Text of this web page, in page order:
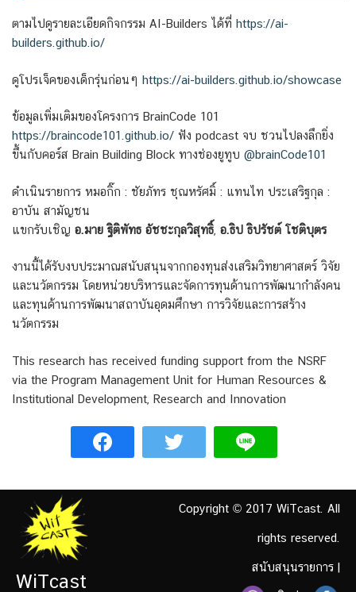
ตามไปดูรายละเอียดกิจกรรม AI-Builders ได้ที่ https://ai-
builders.github.io/
ดูโปรเจ็คของเด็กรุ่นก่อนๆ https://ai-builders.github.io/showcase
ข้อมูลเพิ่มเติมของโครงการ BrainCode 101
https://braincode101.github.io/ ฟัง podcast จบ ชวนไปลงลึกยิ่ง
ขึ้นกับคอร์ส Brain Building Block ทางช่องยูทูบ @brainCode101
ดำเนินรายการ หมอกิ๊ก : ชัยภัทร ชุณหรัศมิ์ : แทนไท ประเสริฐกุล :
อาบัน สามัญชน
แขกรับเชิญ อ.มาย ฐิติพัทธ อัชชะกุลวิสุทธิ์ อ.ธิป ธิปรัชต์ โชติบุตร
งานนี้ได้รับงบประมาณสนับสนุนจากกองทุนส่งเสริมวิทยาศาสตร์ วิจัย
และนวัตกรรม โดยหน่วยบริหารและจัดการทุนด้านการพัฒนากำลังคน
และทุนด้านการพัฒนาสถาบันอุดมศึกษา การวิจัยและการสร้าง
นวัตกรรม
This research has received funding support from the NSRF
via the Program Management Unit for Human Resources &
Institutional Development, Research and Innovation
WiTcast
Copyright © 2017 WiTcast. All
rights reserved.
สนับสนุนรายการ |